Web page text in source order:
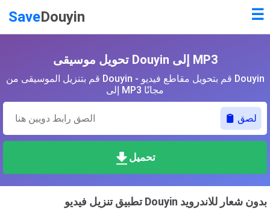
SaveDouyin ☰
تحويل موسيقى Douyin إلى MP3
قم بتنزيل الموسيقى من Douyin - قم بتحويل مقاطع فيديو Douyin
إلى MP3 مجانًا
لصق
تحميل
تطبيق تنزيل فيديو Douyin بدون شعار للاندرويد